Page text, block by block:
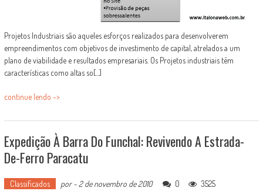
Projetos Industriais são aqueles esforços realizados para desenvolverem
empreendimentos com objetivos de investimento de capital, atrelados a um
plano de viabilidade e resultados empresariais. Os Projetos industriais têm
características como altas so[...]
continue lendo ->
Expedição À Barra Do Funchal: Revivendo A Estrada-
De-Ferro Paracatu
Classificados por-2 de novembro de 2010 0 3525